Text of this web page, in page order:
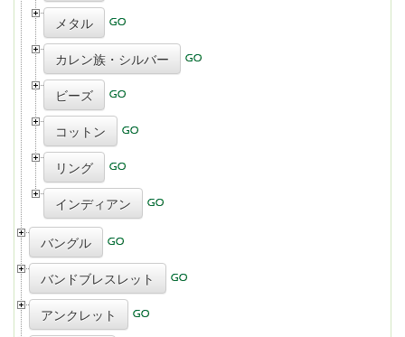
メタル
カレン族・シルバー
ビーズ
コットン
リング
インディアン
バングル
バンドブレスレット
アンクレット